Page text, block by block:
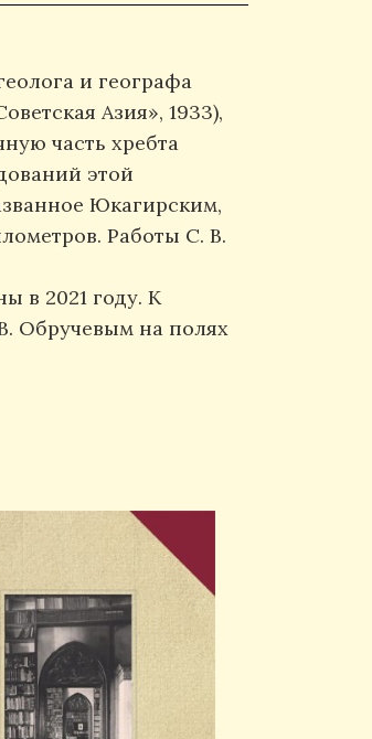
и географа
Азия», 1933),
часть хребта
этой
Юкагирским,
Работы С. В.
в 2021 году. К
Обручевым на полях